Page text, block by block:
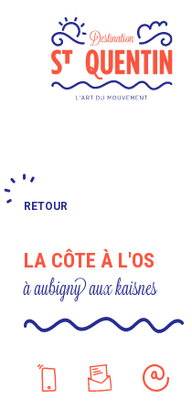
RETOUR
LA CÔTE À L'OS
à aubigny aux kaisnes